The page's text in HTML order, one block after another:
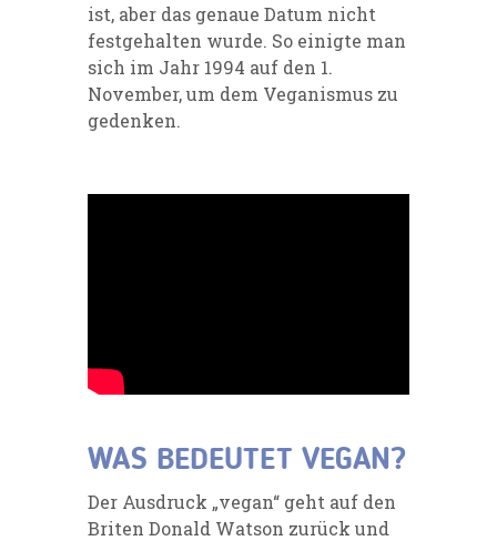
ist, aber das genaue Datum nicht
festgehalten wurde. So einigte man
sich im Jahr 1994 auf den 1.
November, um dem Veganismus zu
gedenken.
WAS BEDEUTET VEGAN?
Der Ausdruck „vegan“ geht auf den
Briten Donald Watson zurück und